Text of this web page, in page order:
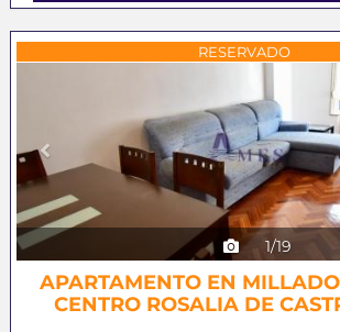
RESERVADO
1/19
APARTAMENTO EN
CENTRO ROSALIA DE